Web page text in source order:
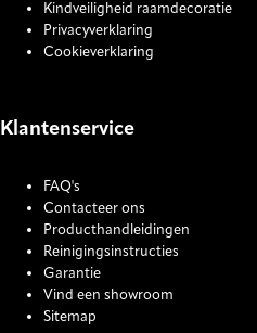
Kindveiligheid raamdecoratie
Privacyverklaring
Cookieverklaring
Klantenservice
FAQ's
Contacteer ons
Producthandleidingen
Reinigingsinstructies
Garantie
Vind een showroom
Sitemap